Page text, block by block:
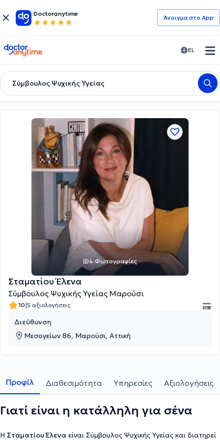
Doctoranytime
Άνοιγμα στο App
doctoranytime EL
Σύμβουλος Ψυχικής Υγείας
4 Φωτογραφίες
Σταματίου Έλενα
Σύμβουλος Ψυχικής Υγείας Μαρούσι
10|5 αξιολογήσεις
Διεύθυνση
Μεσογείων 86, Μαρούσι, Αττική
Προφίλ Διαθεσιμότητα Υπηρεσίες Αξιολογήσεις
Γιατί είναι η κατάλληλη για σένα
Η Σταματίου Έλενα είναι Σύμβουλος Ψυχικής Υγείας και διατηρεί